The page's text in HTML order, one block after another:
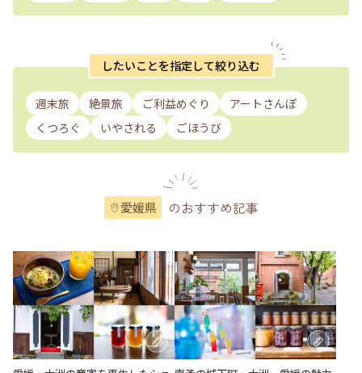
したいことを指定して絞り込む
週末旅 絶景旅 ご利益めぐり
アートさんぽ
くつろぐ
いやされる ごほうび
愛媛県 のおすすめ記事